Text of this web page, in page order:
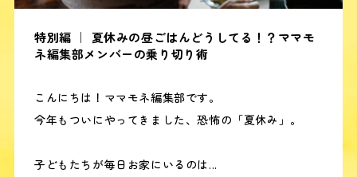
特別編 ｜ 夏休みの昼ごはんどうしてる！？ママモ
ネ編集部メンバーの乗り切り術
こんにちは！ママモネ編集部です。
今年もついにやってきました、恐怖の「夏休み」。
子どもたちが毎日お家にいるのは...